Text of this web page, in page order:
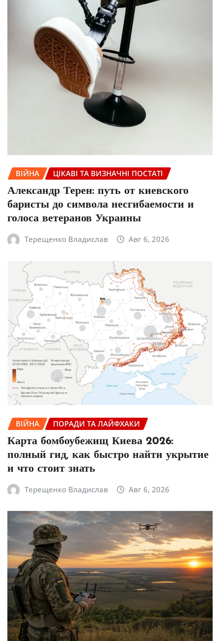
ВІЙНА ЦІКАВІ ТА ВИЗНАЧНІ ПОСТАТІ
Александр Терен: путь от киевского
баристы до символа несгибаемости и
голоса ветеранов Украины
Терещенко Владислав Авг 6, 2026
ВІЙНА ПОРАДИ ТА ЛАЙФХАКИ
Карта бомбоубежищ Киева 2026:
полный гид, как быстро найти укрытие
и что стоит знать
Терещенко Владислав Авг 6, 2026